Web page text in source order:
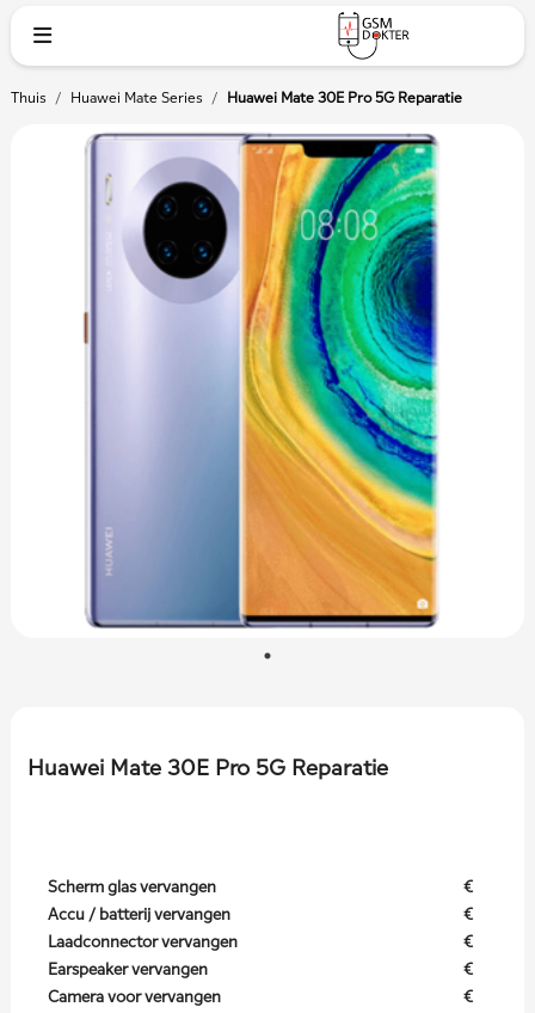
Thuis / Huawei Mate Series / Huawei Mate 30E Pro 5G Reparatie
Huawei Mate 30E Pro 5G Reparatie
Scherm glas vervangen
€
Accu / batterij vervangen
€
Laadconnector vervangen
€
Earspeaker vervangen
€
Camera voor vervangen
€